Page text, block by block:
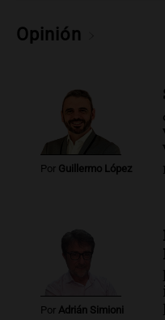
Audio.
Mateo,
contra el
para poder
Una mañana para
Episodios
Una mañana para
Episodios
Altas
cabra que
Opinión
Por Guillermo López
Por Adrián Simioni